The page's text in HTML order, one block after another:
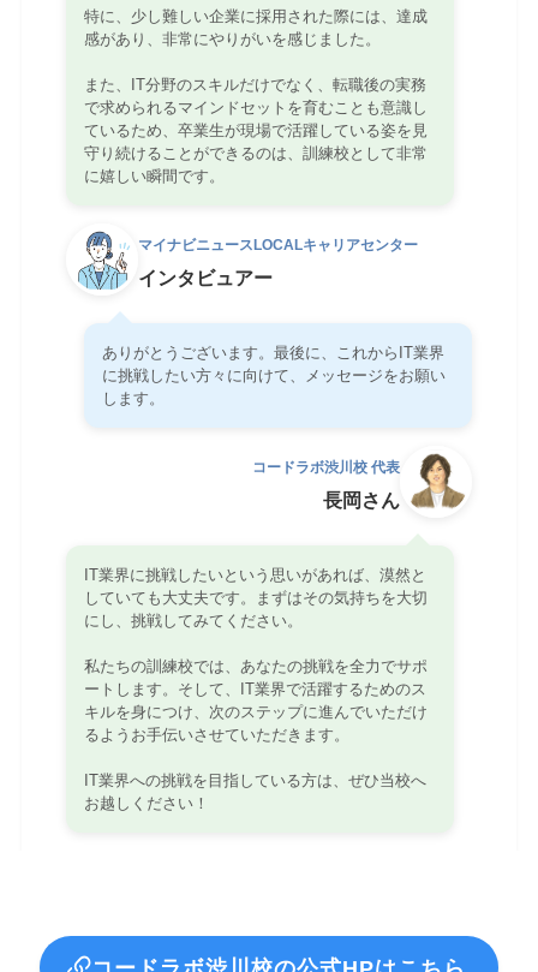
特に、少し難しい企業に採用された際には、達成
感があり、非常にやりがいを感じました。
また、IT分野のスキルだけでなく、転職後の実務
で求められるマインドセットを育むことも意識し
ているため、卒業生が現場で活躍している姿を見
守り続けることができるのは、訓練校として非常
に嬉しい瞬間です。
マイナビニュースLOCALキャリアセンター
インタビュアー
ありがとうございます。最後に、これからIT業界
に挑戦したい方々に向けて、メッセージをお願い
します。
コードラボ渋川校 代表
長岡さん
IT業界に挑戦したいという思いがあれば、漠然と
していても大丈夫です。まずはその気持ちを大切
にし、挑戦してみてください。
私たちの訓練校では、あなたの挑戦を全力でサポ
ートします。そして、IT業界で活躍するためのス
キルを身につけ、次のステップに進んでいただけ
るようお手伝いさせていただきます。
IT業界への挑戦を目指している方は、ぜひ当校へ
お越しください！